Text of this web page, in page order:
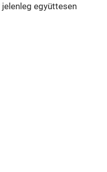
együttesen